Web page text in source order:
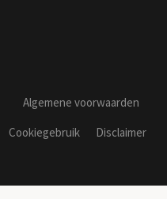
Algemene voorwaarden
Cookiegebruik
Disclaimer